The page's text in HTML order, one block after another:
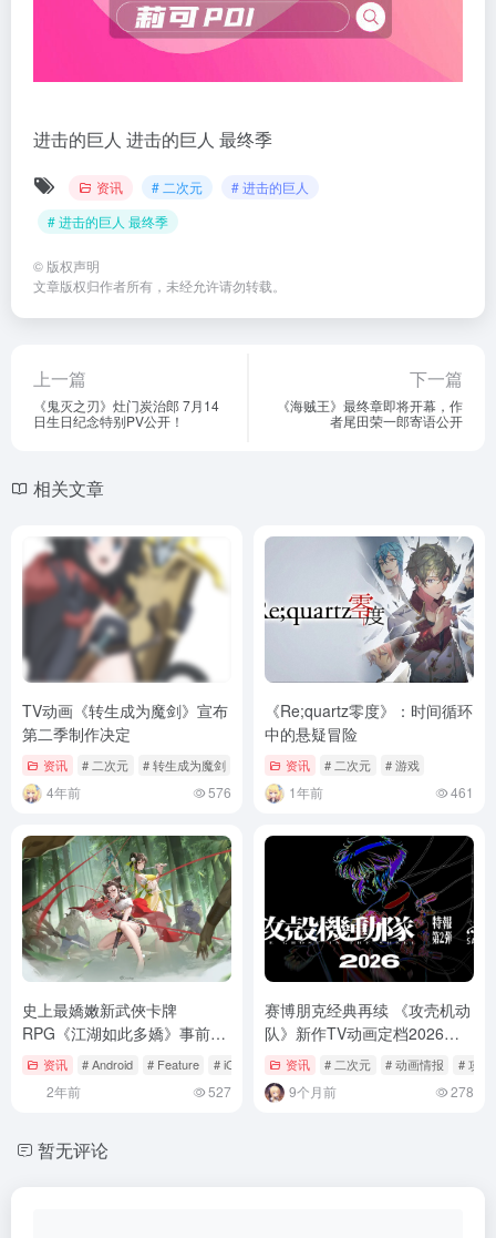
进击的巨人 进击的巨人 最终季
资讯 # 二次元
# 进击的巨人
# 进击的巨人 最终季
© 版权声明
文章版权归作者所有，未经允许请勿转载。
上一篇
《鬼灭之刃》灶门炭治郎 7月14
日生日纪念特别PV公开！
下一篇
《海贼王》最终章即将开幕，作
者尾田荣一郎寄语公开
相关文章
TV动画《转生成为魔剑》宣布
第二季制作决定
资讯 # 二次元 # 转生成为魔剑 # 转生成为魔剑了第二季
4年前 576
《Re;quartz零度》：时间循环
中的悬疑冒险
资讯 # 二次元 # 游戏
1年前 461
史上最嬌嫩新武俠卡牌
RPG《江湖如此多嬌》事前預
約正式啟動
资讯 # Android # Feature # iOS
2年前 527
赛博朋克经典再续 《攻壳机动
队》新作TV动画定档2026年1
月 资讯 # 二次元 # 动画情报 # 攻壳
9个月前 278
暂无评论